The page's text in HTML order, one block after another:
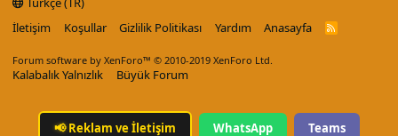
İletişim
Koşullar Gizlilik Politikası Yardım Anasayfa
R
Forum software by XenForo™ © 2010-2019 XenForo Ltd.
Kalabalık Yalnızlık Büyük Forum
📢Reklam ve İletişim WhatsApp Teams